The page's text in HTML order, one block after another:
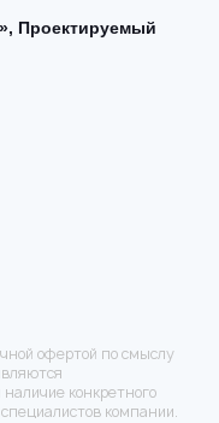
Проектируемый
офертой по смыслу
конкретного
компании.